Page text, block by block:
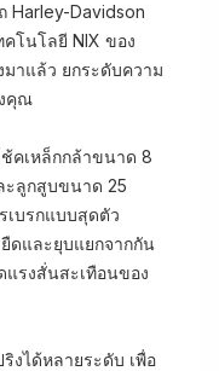
Harley-Davidson
โนโลยี NIX ของ
าแล้ว ยกระดับความ
คุณ
คเหล็กกล้าขนาด 8
ะลูกสูบขนาด 25
เบรกแบบสุดตัว
ดและยุบแยกจากกัน
แรงสั่นสะเทือนของ
งได้หลายระดับ เพื่อ